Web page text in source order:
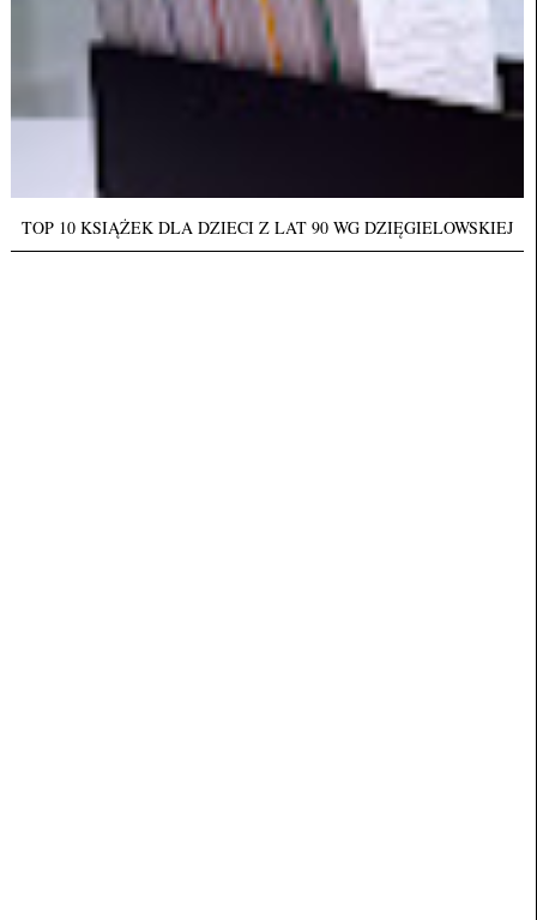
TOP 10 KSIĄŻEK DLA DZIECI Z LAT 90 WG DZIĘGIELOWSKIEJ